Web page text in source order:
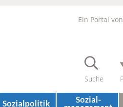
Ein Portal von
Sozial­politik Sozial­